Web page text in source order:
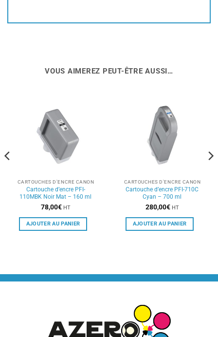
VOUS AIMEREZ PEUT-ÊTRE AUSSI…
CARTOUCHES D'ENCRE CANON
Cartouche d’encre PFI-
110MBK Noir Mat – 160 ml
78,00€ HT
AJOUTER AU PANIER
CARTOUCHES D'ENCRE CANON
Cartouche d’encre PFI-710C
Cyan – 700 ml
280,00€ HT
AJOUTER AU PANIER